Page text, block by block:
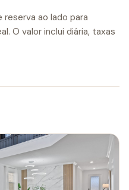
ao lado para
O valor inclui diária, taxas